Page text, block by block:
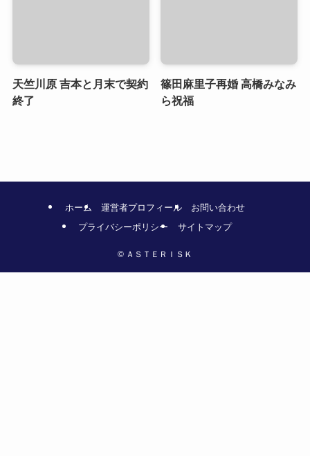
天竺川原 吉本と月末で契約
終了
篠田麻里子再婚 高橋みなみ
ら祝福
ホーム 運営者プロフィール
お問い合わせ
プライバシーポリシー
サイトマップ
© ＡＳＴＥＲＩＳＫ